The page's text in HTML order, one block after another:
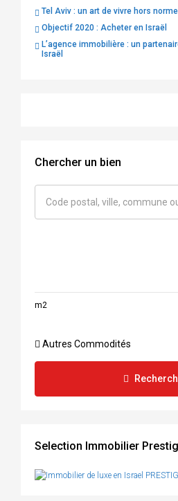
Tel Aviv : un art de vivre hors
Objectif 2020 : Acheter en Israël
L’agence immobilière : un
Israël
Chercher un bien
m2
Autres Commodités
Selection Immobilier